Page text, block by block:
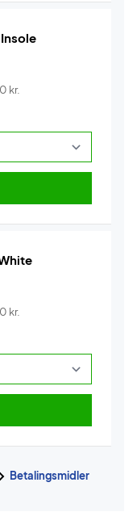
kr.
kr.
Betalingsmidler